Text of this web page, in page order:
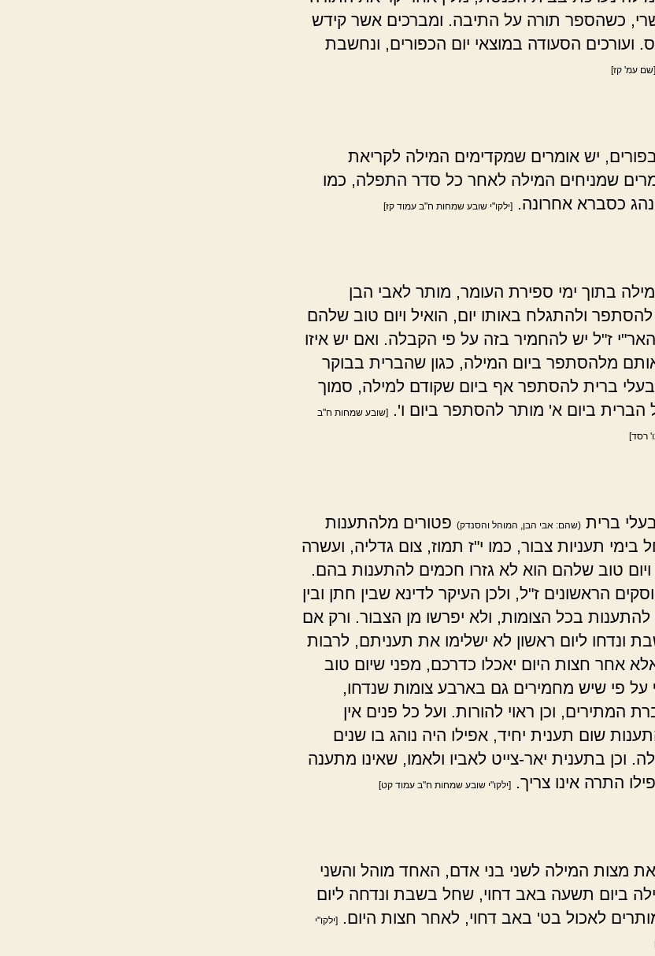
כשהספר תורה על התיבה. ומברכים אשר קידש
ועורכים הסעודה במוצאי יום הכפורים, ונחשבת
[שם עמ' קז]
יש אומרים שמקדימים המילה לקריאת
שמניחים המילה לאחר כל סדר התפלה, כמו
כסברא אחרונה.
[ילקו"י שובע שמחות ח"ב עמוד קז]
בתוך ימי ספירת העומר, מותר לאבי הבן
להסתפר ולהתגלח באותו יום, הואיל ויום טוב שלהם
ז"ל יש להחמיר בזה על פי הקבלה. ואם יש איזו
מלהסתפר ביום המילה, כגון שהברית בבוקר
ברית להסתפר אף ביום שקודם למילה, סמוך
הברית ביום א' מותר להסתפר ביום ו'.
[שובע שמחות ח"ב
רסד]
ברית (שהם: אבי הבן, המוהל והסנדק) פטורים מלהתענות
בימי תעניות צבור, כמו י"ז תמוז, צום גדליה, ועשרה
טוב שלהם הוא לא גזרו חכמים להתענות בהם.
הראשונים ז"ל, ולכן העיקר לדינא שבין חתן ובין
להתענות בכל הצומות, ולא יפרשו מן הצבור. ורק אם
ונדחו ליום ראשון לא ישלימו את תעניתם, לרבות
אחר חצות היום יאכלו כדרכם, מפני שיום טוב
פי שיש מחמירים גם בארבע צומות שנדחו,
המתירים, וכן ראוי להורות. ועל כל פנים אין
שום תענית יחיד, אפילו היה נוהג בו שנים
וכן בתענית יאר-צייט לאביו ולאמו, שאינו מתענה
התרה אינו צריך.
[ילקו"י שובע שמחות ח"ב עמוד קט]
מצות המילה לשני בני אדם, האחד מוהל והשני
ביום תשעה באב דחוי, שחל בשבת ונדחה ליום
לאכול בט' באב דחוי, לאחר חצות היום.
[ילקו"י